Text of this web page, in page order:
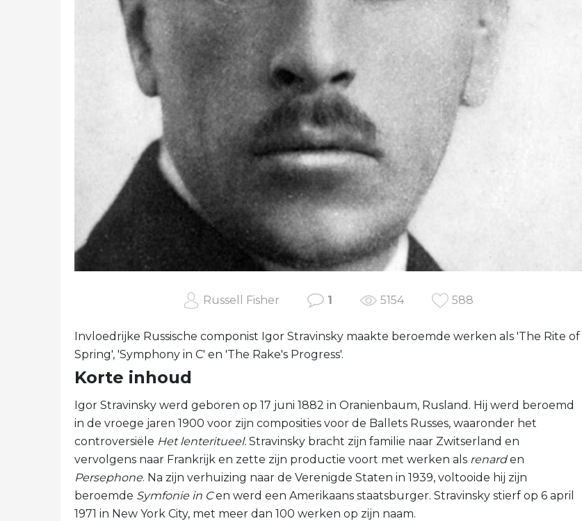
Russell Fisher 1 5154 588
Invloedrijke Russische componist Igor Stravinsky maakte beroemde werken als 'The Rite of
Spring', 'Symphony in C' en 'The Rake's Progress'.
Korte inhoud
Igor Stravinsky werd geboren op 17 juni 1882 in Oranienbaum, Rusland. Hij werd beroemd
in de vroege jaren 1900 voor zijn composities voor de Ballets Russes, waaronder het
controversiële Het lenteritueel. Stravinsky bracht zijn familie naar Zwitserland en
vervolgens naar Frankrijk en zette zijn productie voort met werken als renarden
Persephone. Na zijn verhuizing naar de Verenigde Staten in 1939, voltooide hij zijn
beroemde Symfonie in Cen werd een Amerikaans staatsburger. Stravinsky stierf op 6 april
1971 in New York City, met meer dan 100 werken op zijn naam.